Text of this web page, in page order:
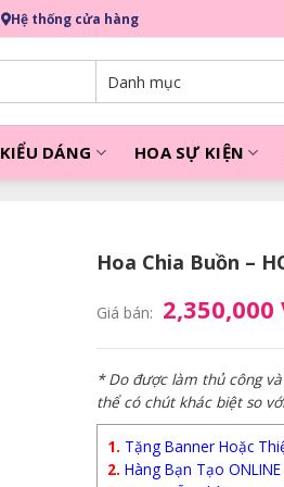
Hệ thống cửa hàng
KIỂU DÁNG HOA SỰ KIỆN
Hoa Chia Buồn –
Giá bán: 2,350,000
* Do được làm thủ công
thể có chút khác biệt so
1. Tặng Banner Hoặc
2. Hàng Bạn Tạo